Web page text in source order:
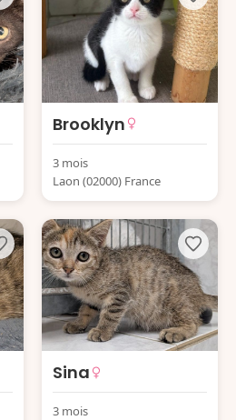
Brooklyn
3 mois
Laon (02000) France
Sina
3 mois